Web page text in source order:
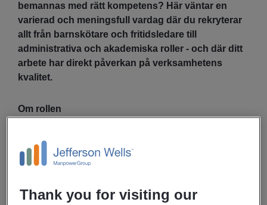
bemannas med rätt kompetens? Här väntar en
varierad och meningsfull vardag där du rekryterar
allt från barnskötare och fritidsledare till
administrativa och akademiska roller - och där ditt
arbete har direkt påverkan på verksamhetens
kvalitet.
Om rollen
Vi söker en rekryteringskonsult för perioden 24 augusti
2026 till 31 december 2026 som tar ansvar för
barnskötare och fritidsledare till administrativa tjänster
Thank you for visiting our